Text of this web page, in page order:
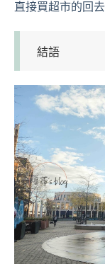
直接買超市的回
結語